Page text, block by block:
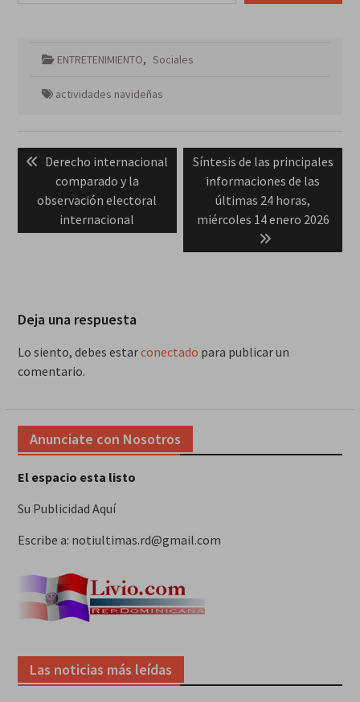
ENTRETENIMIENTO, Sociales
actividades navideñas
Navegación
de
entradas
Previous
post:
Derecho internacional
comparado y la
observación electoral
internacional
Next
post:
Síntesis de las principales
informaciones de las
últimas 24 horas,
miércoles 14 enero 2026
Deja una respuesta
Lo siento, debes estarconectado para publicar un
comentario.
Anunciate con Nosotros
El espacio esta listo
Su Publicidad Aquí
Escribe a: notiultimas.rd@gmail.com
Las noticias más leídas